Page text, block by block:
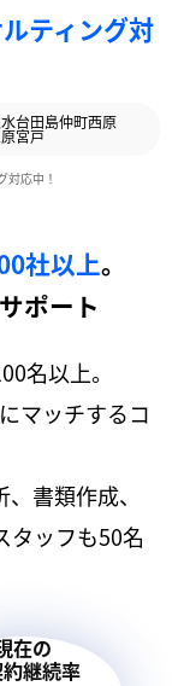
ティング対
台田島仲町西原
宮戸
対応中！
社以上。
ポート
名以上。
マッチするコ
書類作成、
タッフも50名
在の
継続率